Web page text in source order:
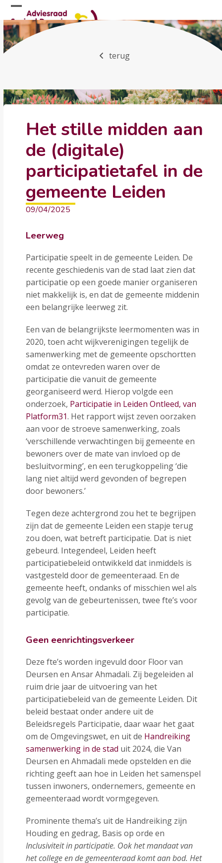
Skip
to
content
Open
mobile
menu
Close
mobile
menu
terug
Het stille midden aan
de (digitale)
participatietafel in de
gemeente Leiden
09/04/2025
Leerweg
Participatie speelt in de gemeente Leiden. De
recente geschiedenis van de stad laat zien dat
participatie op een goede manier organiseren
niet makkelijk is, en dat de gemeente middenin
een belangrijke leerweg zit.
Een van de belangrijkste leermomenten was in
2020, toen acht wijkverenigingen tegelijk de
samenwerking met de gemeente opschortten
omdat ze ontevreden waren over de
participatie die vanuit de gemeente
georganiseerd werd. Hierop volgde een
onderzoek, Participatie in Leiden Ontleed, van
Platform31. Het rapport wijst zeven oorzaken
aan voor de stroeve samenwerking, zoals
‘verschillende verwachtingen bij gemeente en
bewoners over de mate van invloed op de
besluitvorming’, en een terugkoppeling ‘die
lang niet altijd werd gevonden of begrepen
door bewoners.’
Tegen deze achtergrond zou het te begrijpen
zijn dat de gemeente Leiden een stapje terug
zou doen, wat betreft participatie. Dat is niet
gebeurd. Integendeel, Leiden heeft
participatiebeleid ontwikkeld dat inmiddels is
vastgesteld door de gemeenteraad. En de
gemeente heeft, ondanks of misschien wel als
gevolg van de gebeurtenissen, twee fte’s voor
participatie.
Geen eenrichtingsverkeer
Deze fte’s worden ingevuld door Floor van
Deursen en Ansar Ahmadali. Zij begeleiden al
ruim drie jaar de uitvoering van het
participatiebeleid van de gemeente Leiden. Dit
beleid bestaat onder andere uit de
Beleidsregels Participatie, daar waar het gaat
om de Omgevingswet, en uit de Handreiking
samenwerking in de stad uit 2024, die Van
Deursen en Ahmadali mede opstelden en die
richting geeft aan hoe in Leiden het samenspel
tussen inwoners, ondernemers, gemeente en
gemeenteraad wordt vormgegeven.
Prominente thema’s uit de Handreiking zijn
Houding en gedrag, Basis op orde en
Inclusiviteit in participatie. Ook het mandaat van
het college en de gemeenteraad komt aan bod. Het